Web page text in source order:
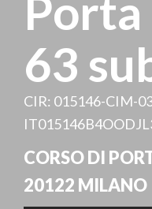
Porta
63
CIR: 015146-CIM-
CORSO DI
20122 MILANO